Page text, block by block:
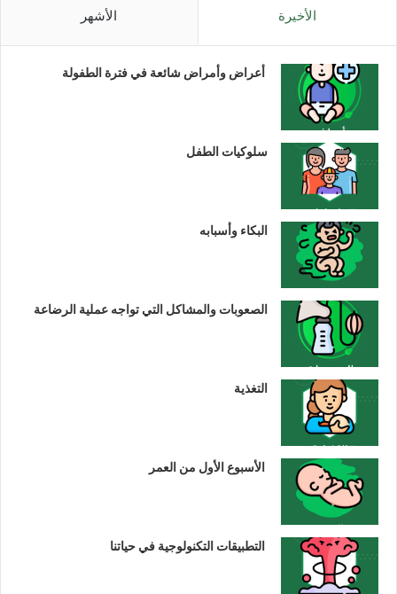
الأخيرة الأشهر
أعراض وأمراض شائعة في فترة الطفولة
سلوكيات الطفل
البكاء وأسبابه
الصعوبات والمشاكل التي تواجه عملية الرضاعة
التغذية
الأسبوع الأول من العمر
التطبيقات التكنولوجية في حياتنا